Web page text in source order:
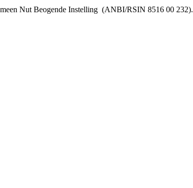
Nut Beogende Instelling (ANBI/RSIN 8516 00 232).